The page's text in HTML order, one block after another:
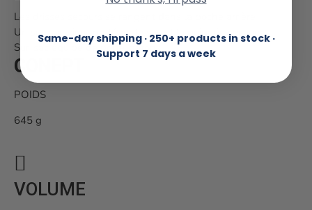
Les drisses secours se rangent dans la poche arrière
Un sur-sac vient protéger le sac et la poignée secours
Sur-sac équipé de porte-bâtons.
CONEPT
POIDS
645 g
VOLUME
Same-day shipping · 250+ products in stock ·
Support 7 days a week